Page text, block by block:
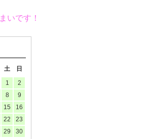
まいです！
土 日
1
2
8
9
15
16
22
23
29
30